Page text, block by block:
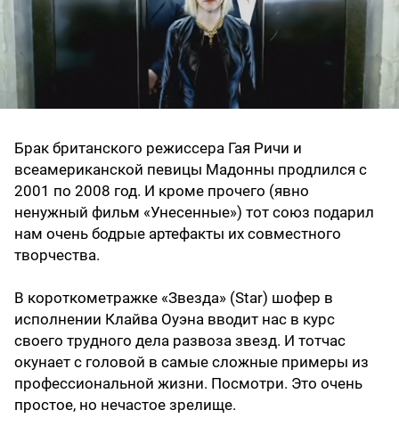
Брак британского режиссера Гая Ричи и
всеамериканской певицы Мадонны продлился с
2001 по 2008 год. И кроме прочего (явно
ненужный фильм «Унесенные») тот союз подарил
нам очень бодрые артефакты их совместного
творчества.
В короткометражке «Звезда» (Star) шофер в
исполнении Клайва Оуэна вводит нас в курс
своего трудного дела развоза звезд. И тотчас
окунает с головой в самые сложные примеры из
профессиональной жизни. Посмотри. Это очень
простое, но нечастое зрелище.